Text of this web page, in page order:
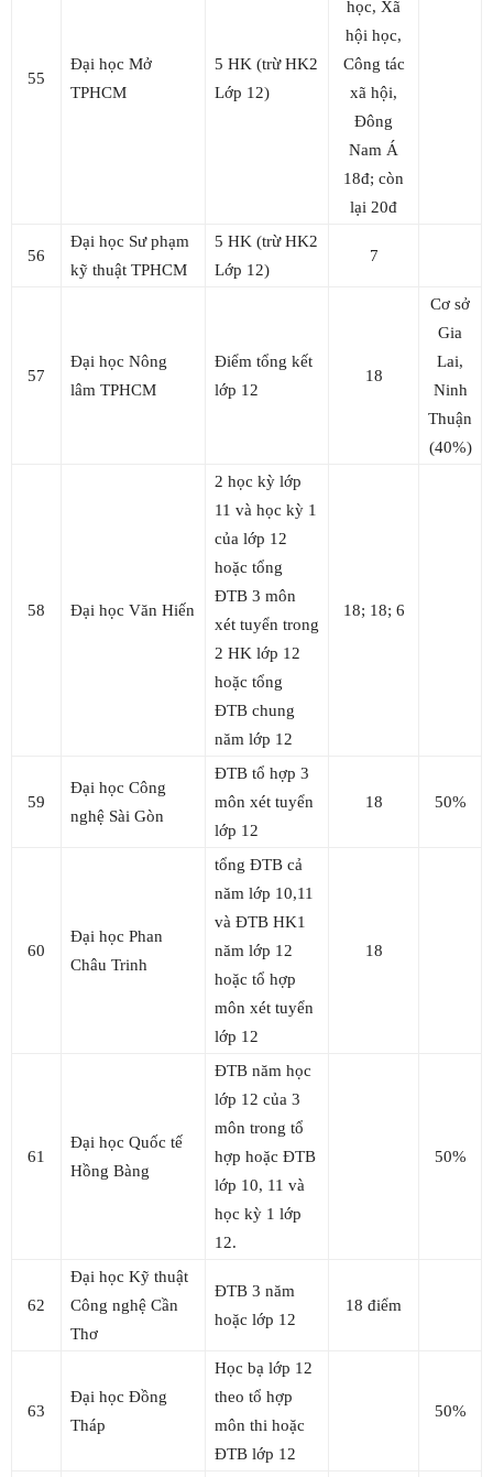
55
Đại học Mở
TPHCM
5 HK (trừ HK2
Lớp 12)
học, Xã
hội học,
Công tác
xã hội,
Đông
Nam Á
18đ; còn
lại 20đ
56
Đại học Sư phạm
kỹ thuật TPHCM
5 HK (trừ HK2
Lớp 12)
7
57
Đại học Nông
lâm TPHCM
Điểm tổng kết
lớp 12
18
Cơ sở
Gia
Lai,
Ninh
Thuận
(40%)
58 Đại học Văn Hiến
2 học kỳ lớp
11 và học kỳ 1
của lớp 12
hoặc tổng
ĐTB 3 môn
xét tuyển trong
2 HK lớp 12
hoặc tổng
ĐTB chung
năm lớp 12
18; 18; 6
59
Đại học Công
nghệ Sài Gòn
ĐTB tổ hợp 3
môn xét tuyển
lớp 12
18 50%
60
Đại học Phan
Châu Trinh
tổng ĐTB cả
năm lớp 10,11
và ĐTB HK1
năm lớp 12
hoặc tổ hợp
môn xét tuyển
lớp 12
18
61
Đại học Quốc tế
Hồng Bàng
ĐTB năm học
lớp 12 của 3
môn trong tổ
hợp hoặc ĐTB
lớp 10, 11 và
học kỳ 1 lớp
12.
50%
62
Đại học Kỹ thuật
Công nghệ Cần
Thơ
ĐTB 3 năm
hoặc lớp 12
18 điểm
63
Đại học Đồng
Tháp
Học bạ lớp 12
theo tổ hợp
môn thi hoặc
ĐTB lớp 12
50%